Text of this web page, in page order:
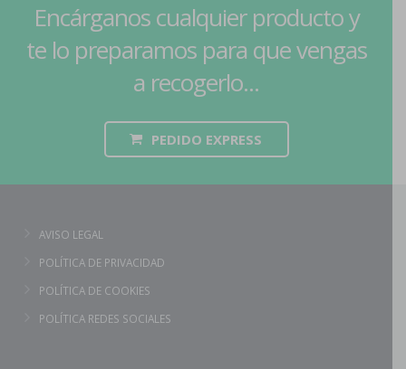
Encárganos cualquier producto y
te lo preparamos para que vengas
a recogerlo...
PEDIDO EXPRESS
AVISO LEGAL
POLÍTICA DE PRIVACIDAD
POLÍTICA DE COOKIES
POLÍTICA REDES SOCIALES